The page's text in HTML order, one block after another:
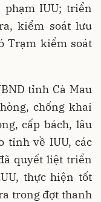
IUU; triển
kiểm soát lưu
Trạm kiểm soát
tỉnh Cà Mau
chống khai
cấp bách, lâu
tỉnh về IUU, các
quyết liệt triển
thực hiện tốt
trong đợt thanh